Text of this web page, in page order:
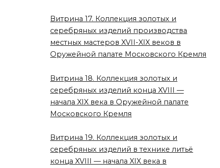
Витрина 17. Коллекция золотых и
серебряных изделий производства
местных мастеров XVII-XIX веков в
Оружейной палате Московского Кремля
Витрина 18. Коллекция золотых и
серебряных изделий конца XVIII —
начала XIX века в Оружейной палате
Московского Кремля
Витрина 19. Коллекция золотых и
серебряных изделий в технике литьё
конца XVIII — начала XIX века в